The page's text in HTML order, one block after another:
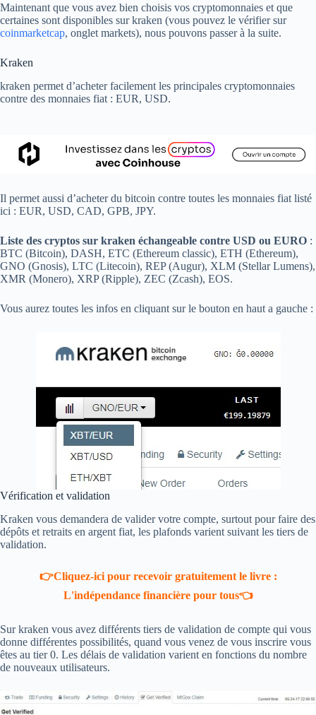
Maintenant que vous avez bien choisis vos cryptomonnaies et que
certaines sont disponibles sur kraken (vous pouvez le vérifier sur
coinmarketcap, onglet markets), nous pouvons passer à la suite.
Kraken
kraken permet d’acheter facilement les principales cryptomonnaies
contre des monnaies fiat : EUR, USD.
Il permet aussi d’acheter du bitcoin contre toutes les monnaies fiat listé
ici : EUR, USD, CAD, GPB, JPY.
Liste des cryptos sur kraken échangeable contre USD ou EURO :
BTC (Bitcoin), DASH, ETC (Ethereum classic), ETH (Ethereum),
GNO (Gnosis), LTC (Litecoin), REP (Augur), XLM (Stellar Lumens),
XMR (Monero), XRP (Ripple), ZEC (Zcash), EOS.
Vous aurez toutes les infos en cliquant sur le bouton en haut a gauche :
Vérification et validation
Kraken vous demandera de valider votre compte, surtout pour faire des
dépôts et retraits en argent fiat, les plafonds varient suivant les tiers de
validation.
👉Cliquez-ici pour recevoir gratuitement le livre :
L'indépendance financière pour tous👈
Sur kraken vous avez différents tiers de validation de compte qui vous
donne différentes possibilités, quand vous venez de vous inscrire vous
êtes au tier 0. Les délais de validation varient en fonctions du nombre
de nouveaux utilisateurs.